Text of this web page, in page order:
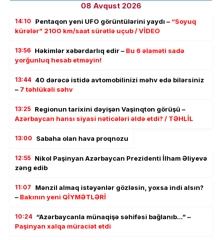
08 Avqust 2026
14:10 Pentaqon yeni UFO görüntülərini yaydı – “Soyuq
kürələr” 2100 km/saat sürətlə uçub / VİDEO
13:56 Həkimlər xəbərdarlıq edir – Bu 6 əlaməti sadə
yorğunluq hesab etməyin!
13:44 40 dərəcə istidə avtomobilinizi məhv edə bilərsiniz
– 7 təhlükəli səhv
13:25 Regionun tarixini dəyişən Vaşinqton görüşü –
Azərbaycan hansı siyasi nəticələri əldə etdi? / TƏHLİL
13:00 Sabaha olan hava proqnozu
12:55 Nikol Paşinyan Azərbaycan Prezidenti İlham Əliyevə
zəng edib
11:07
Mənzil almaq istəyənlər gözləsin, yoxsa indi alsın?
– Bakının yeni QİYMƏTLƏRİ
10:24 “Azərbaycanla münaqişə səhifəsi bağlanıb…” –
Paşinyan xalqa müraciət etdi